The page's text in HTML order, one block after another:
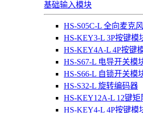
基础输入模块
HS-S05C-L 全向麦克
HS-KEY3-L 3P按键模
HS-KEY4A-L 4P按键
HS-S67-L 电导开关模
HS-S66-L 自锁开关模
HS-S32-L 旋转编码器
HS-KEY12A-L 12键矩
HS-KEY4-L 4P按键模